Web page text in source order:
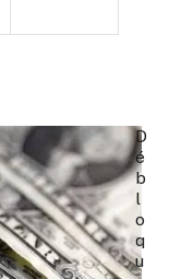
D
é
b
l
o
q
u